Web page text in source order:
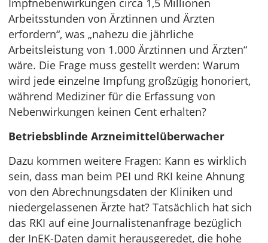
Impfnebenwirkungen circa 1,5 Millionen
Arbeitsstunden von Ärztinnen und Ärzten
erfordern“, was „nahezu die jährliche
Arbeitsleistung von 1.000 Ärztinnen und Ärzten“
wäre. Die Frage muss gestellt werden: Warum
wird jede einzelne Impfung großzügig honoriert,
während Mediziner für die Erfassung von
Nebenwirkungen keinen Cent erhalten?
Betriebsblinde Arzneimittelüberwacher
Dazu kommen weitere Fragen: Kann es wirklich
sein, dass man beim PEI und RKI keine Ahnung
von den Abrechnungsdaten der Kliniken und
niedergelassenen Ärzte hat? Tatsächlich hat sich
das RKI auf eine Journalistenanfrage bezüglich
der InEK-Daten damit herausgeredet, die hohe